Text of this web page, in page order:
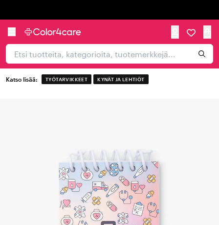
Katso lisää: TYÖTARVIKKEET KYNÄT JA LEHTIÖT